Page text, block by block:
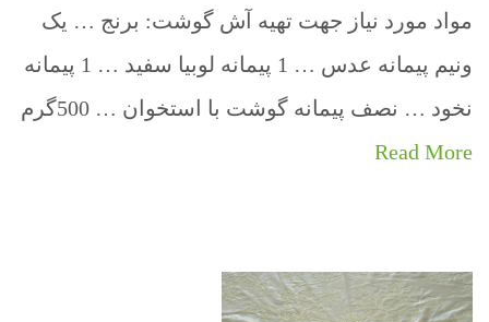
مواد مورد نیاز جهت تهیه آش گوشت: برنج … یک
ونیم پیمانه عدس … 1 پیمانه لوبیا سفید … 1 پیمانه
نخود … نصف پیمانه گوشت با استخوان … 500گرم
Read More